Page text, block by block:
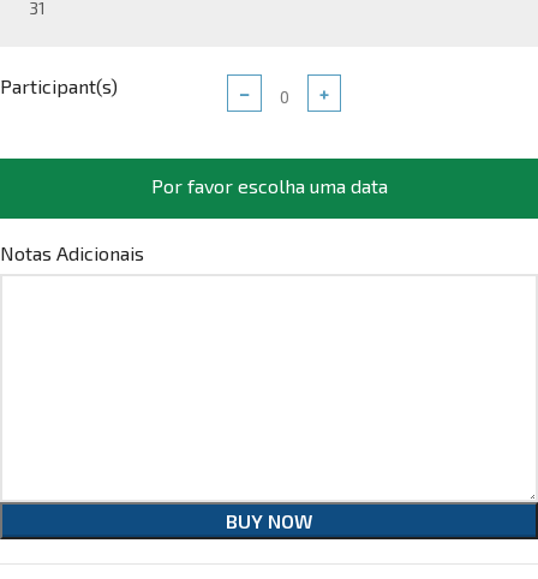
31
Participant(s) − +
Por favor escolha uma data
Notas Adicionais
BUY NOW